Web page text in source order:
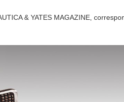
& YATES MAGAZINE,